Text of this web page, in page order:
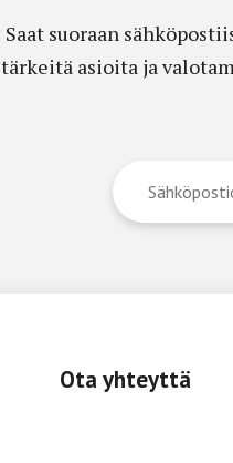
Saat suoraan
tärkeitä asioita ja
Ota yhteyttä